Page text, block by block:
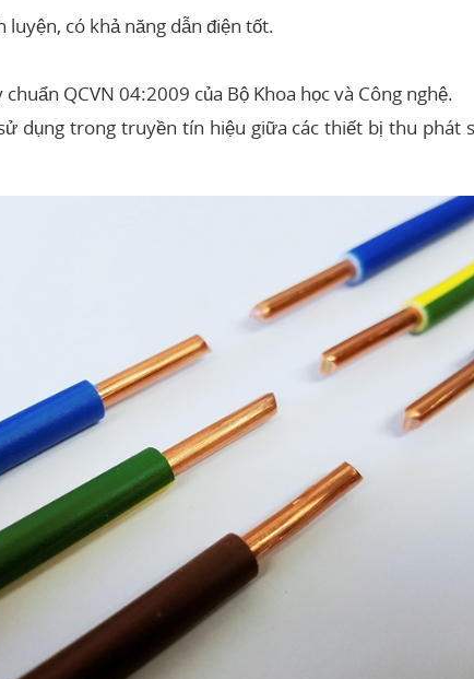
luyện, có khả năng dẫn điện tốt.
QCVN 04:2009 của Bộ Khoa học và Công nghệ.
dụng trong truyền tín hiệu giữa các thiết bị thu phát